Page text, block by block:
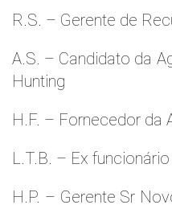
R.S. – Gerente de
A.S. – Candidato da
Hunting
H.F. – Fornecedor da
L.T.B. – Ex
H.P. – Gerente Sr